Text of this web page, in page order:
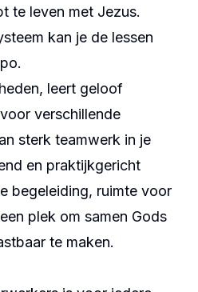
te leven met Jezus.
kan je de lessen
leert geloof
verschillende
sterk teamwerk in je
en praktijkgericht
begeleiding, ruimte voor
plek om samen Gods
te maken.